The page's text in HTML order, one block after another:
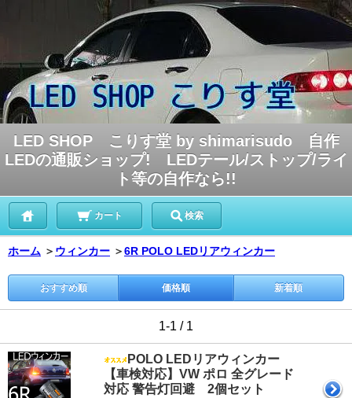
LED SHOP こりす堂 by shimarisudo 自作
LEDの通販ショップ! LEDテール/ストップ/ライ
ト等の自作なら!!
カート 検索
ホーム ＞ ウィンカー ＞6R POLO LEDリアウィンカー
おすすめ順 価格順 新着順
1-1 / 1
POLO LEDリアウィンカー
【車検対応】VW ポロ 全グレード
対応 警告灯回避 2個セット